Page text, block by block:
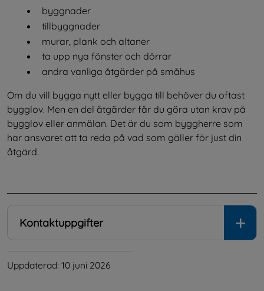
byggnader
tillbyggnader
murar, plank och altaner
ta upp nya fönster och dörrar
andra vanliga åtgärder på småhus
Om du vill bygga nytt eller bygga till behöver du oftast
bygglov. Men en del åtgärder får du göra utan krav på
bygglov eller anmälan. Det är du som byggherre som
har ansvaret att ta reda på vad som gäller för just din
åtgärd.
Kontaktuppgifter
Uppdaterad: 10 juni 2026